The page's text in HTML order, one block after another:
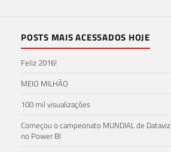
POSTS MAIS ACESSADOS HOJE
Feliz 2016!
MEIO MILHÃO
100 mil visualizações
Começou o campeonato MUNDIAL de Dataviz
no Power BI